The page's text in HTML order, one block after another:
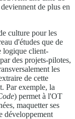
de plus en
culture pour les
d'études que de
logique client-
des projets-pilotes,
les
de cette
Par exemple, la
) permet à l'OT
maquetter ses
développement